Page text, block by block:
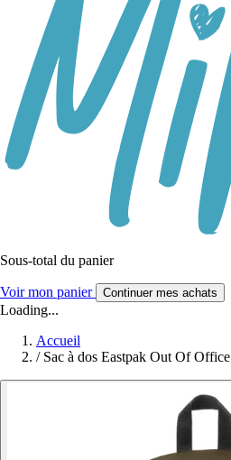
Sous-total du panier
Voir mon panier Continuer mes achats
Loading...
Accueil
/ Sac à dos Eastpak Out Of Office